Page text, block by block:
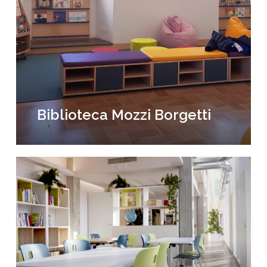
Borgetti
Biblioteca Mozzi Borgetti
Escuela
de
Farmacia
Mantova